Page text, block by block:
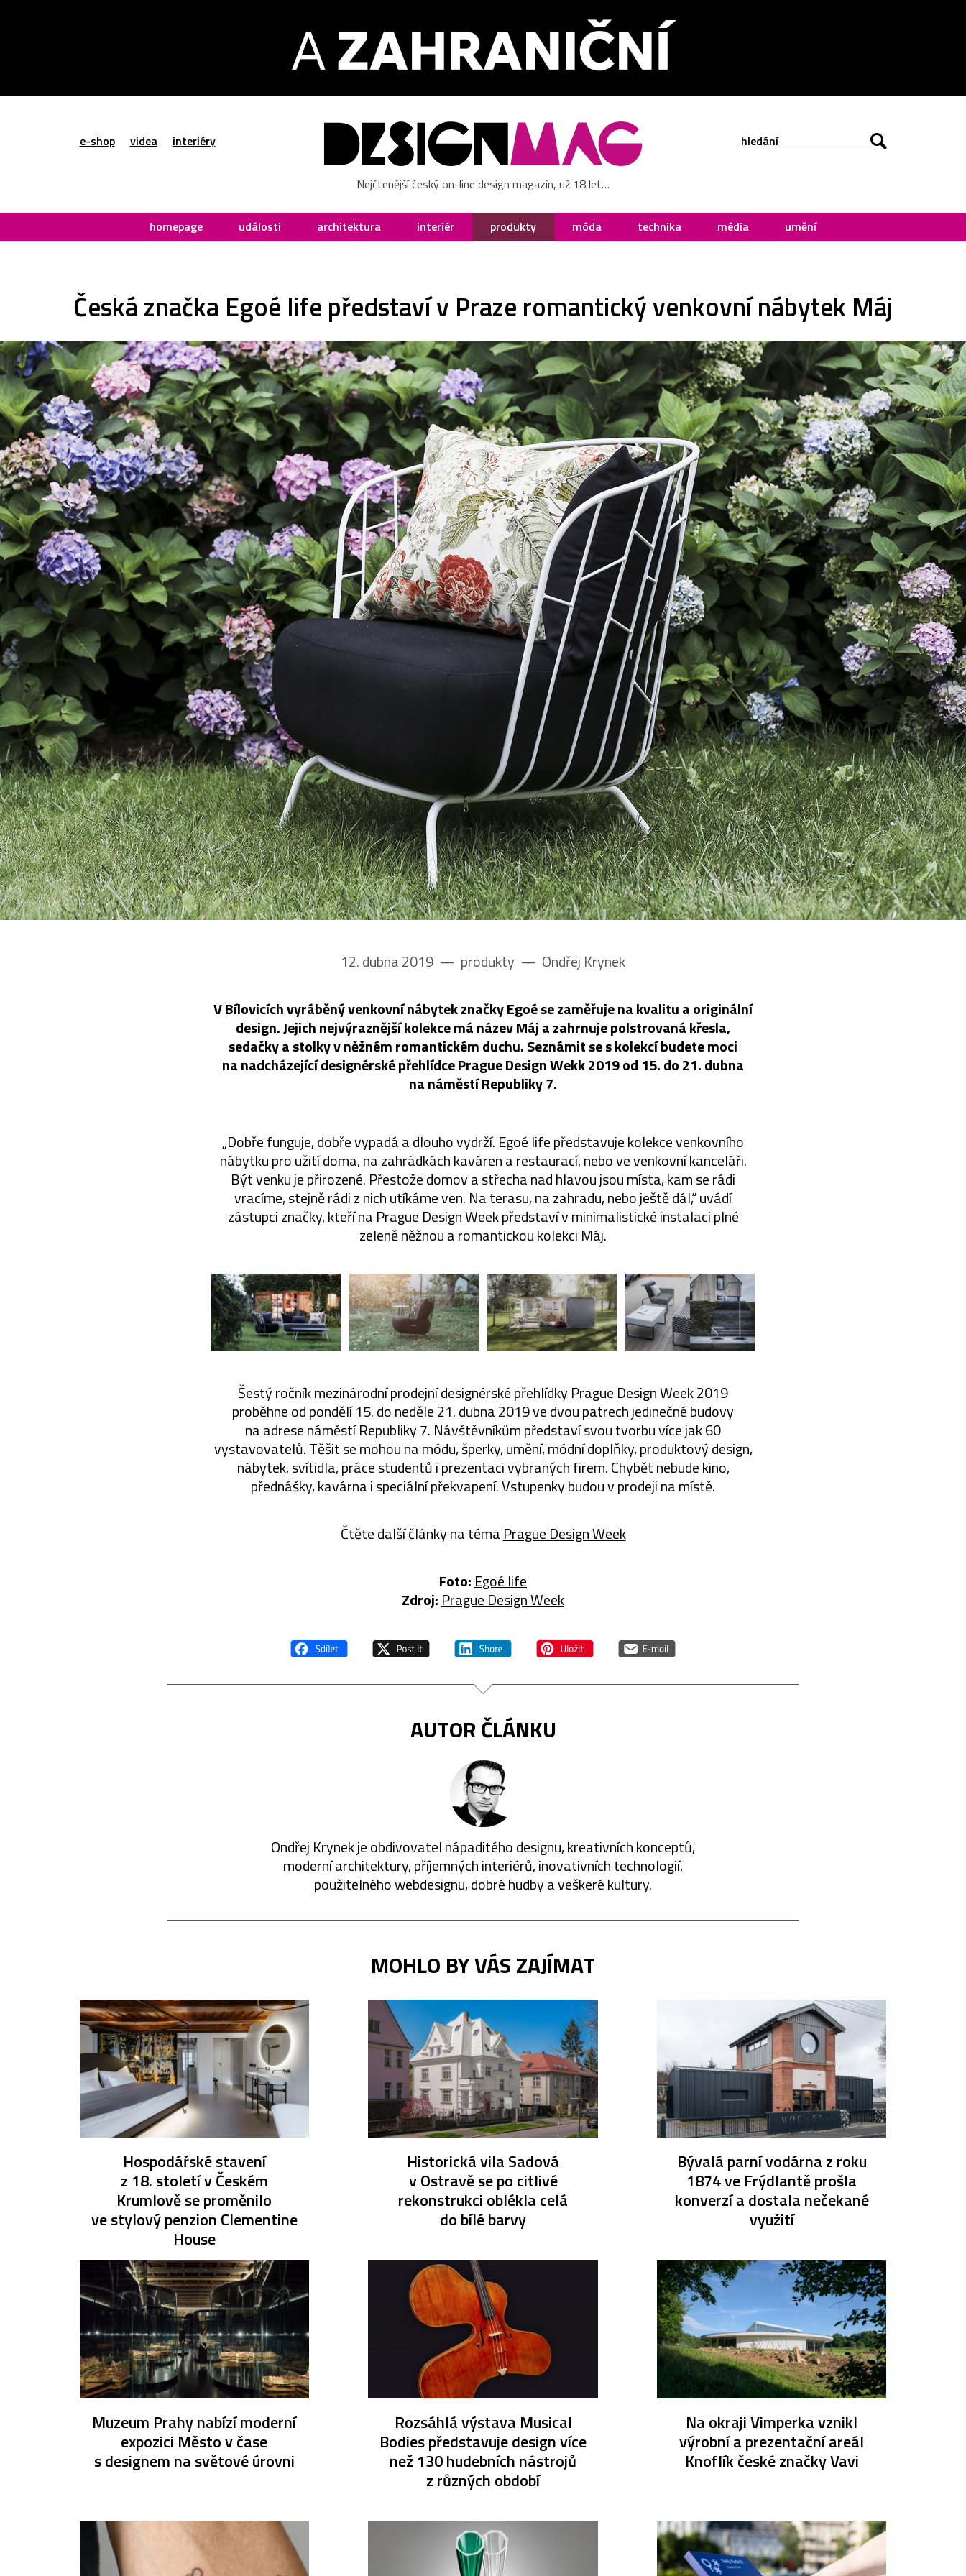
e-shop videa interiéry
Nejčtenější český on-line design magazín, už 18 let…
homepage události architektura interiér produkty móda technika média umění
Česká značka Egoé life představí v Praze romantický venkovní nábytek Máj
12. dubna 2019 –– produkty –– Ondřej Krynek
V Bílovicích vyráběný venkovní nábytek značky Egoé se zaměřuje na kvalitu a originální
design. Jejich nejvýraznější kolekce má název Máj a zahrnuje polstrovaná křesla,
sedačky a stolky v něžném romantickém duchu. Seznámit se s kolekcí budete moci
na nadcházející designérské přehlídce Prague Design Wekk 2019 od 15. do 21. dubna
na náměstí Republiky 7.
„Dobře funguje, dobře vypadá a dlouho vydrží. Egoé life představuje kolekce venkovního
nábytku pro užití doma, na zahrádkách kaváren a restaurací, nebo ve venkovní kanceláři.
Být venku je přirozené. Přestože domov a střecha nad hlavou jsou místa, kam se rádi
vracíme, stejně rádi z nich utíkáme ven. Na terasu, na zahradu, nebo ještě dál,“ uvádí
zástupci značky, kteří na Prague Design Week představí v minimalistické instalaci plné
zeleně něžnou a romantickou kolekci Máj.
Šestý ročník mezinárodní prodejní designérské přehlídky Prague Design Week 2019
proběhne od pondělí 15. do neděle 21. dubna 2019 ve dvou patrech jedinečné budovy
na adrese náměstí Republiky 7. Návštěvníkům představí svou tvorbu více jak 60
vystavovatelů. Těšit se mohou na módu, šperky, umění, módní doplňky, produktový design,
nábytek, svítidla, práce studentů i prezentaci vybraných firem. Chybět nebude kino,
přednášky, kavárna i speciální překvapení. Vstupenky budou v prodeji na místě.
Čtěte další články na téma Prague Design Week
Foto: Egoé life
Zdroj: Prague Design Week
AUTOR ČLÁNKU
Ondřej Krynek je obdivovatel nápaditého designu, kreativních konceptů,
moderní architektury, příjemných interiérů, inovativních technologií,
použitelného webdesignu, dobré hudby a veškeré kultury.
MOHLO BY VÁS ZAJÍMAT
Hospodářské stavení
z 18. století v Českém
Krumlově se proměnilo
ve stylový penzion Clementine
House
Historická vila Sadová
v Ostravě se po citlivé
rekonstrukci oblékla celá
do bílé barvy
Bývalá parní vodárna z roku
1874 ve Frýdlantě prošla
konverzí a dostala nečekané
využití
Muzeum Prahy nabízí moderní
expozici Město v čase
s designem na světové úrovni
Rozsáhlá výstava Musical
Bodies představuje design více
než 130 hudebních nástrojů
z různých období
Na okraji Vimperka vznikl
výrobní a prezentační areál
Knoflík české značky Vavi